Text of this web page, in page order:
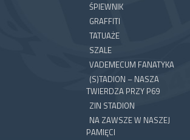
ŚPIEWNIK
GRAFFITI
TATUAŻE
SZALE
VADEMECUM FANATYKA
(S)TADION – NASZA
TWIERDZA PRZY P69
ZIN STADION
NA ZAWSZE W NASZEJ
PAMIĘCI